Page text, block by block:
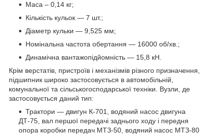
Маса – 0,14 кг;
Кількість кульок — 7 шт.;
Діаметр кульки — 9,525 мм;
Номінальна частота обертання — 16000 об/хв.;
Динамічна вантажопідйомність — 15,8 кН.
Крім верстатів, пристроїв і механізмів різного призначення,
підшипник широко застосовується в автомобільній,
комунальної та сільськогосподарської техніки. Вузли, де
застосовується даний тип:
Трактори — двигун К-701, водяний насос двигуна
ДТ-75, вал першої передачі заднього ходу і передня
опора коробки передач МТЗ-50, водяний насос МТЗ-80